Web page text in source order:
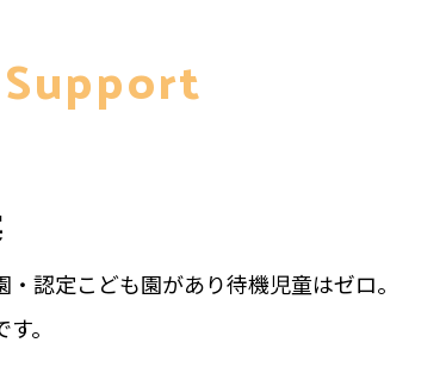
認定こども園があり待機児童はゼロ。
。